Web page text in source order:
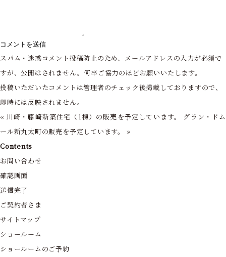
スパム・迷惑コメント投稿防止のため、メールアドレスの入力が必須で
すが、公開はされません。何卒ご協力のほどお願いいたします。
投稿いただいたコメントは管理者のチェック後掲載しておりますので、
即時には反映されません。
« 川崎・藤崎新築住宅（1棟）の販売を予定しています。
グラン・ドム
ール新丸太町の販売を予定しています。
»
Contents
お問い合わせ
確認画面
送信完了
ご契約者さま
サイトマップ
ショールーム
ショールームのご予約